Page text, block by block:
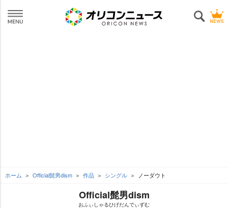
ホーム Official髭男dism 作品 シングル ノーダウト
Official髭男dism
おふぃしゃるひげだんでぃずむ